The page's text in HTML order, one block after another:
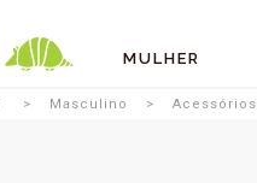
MULHER
Masculino Acessórios